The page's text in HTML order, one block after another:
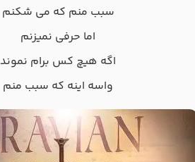
سبب منم که می شکنم
اما حرفی نمیزنم
اگه هیچ کس برام نموند
واسه اینه که سبب منم